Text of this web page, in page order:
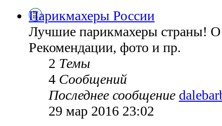
Парикмахеры России
Лучшие парикмахеры страны!
Рекомендации, фото и пр.
2 Темы
4 Сообщений
Последнее сообщение
29 мар 2016 23:02